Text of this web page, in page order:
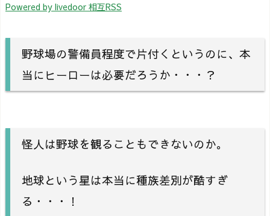
Powered by livedoor 相互RSS
野球場の警備員程度で片付くというのに、本
当にヒーローは必要だろうか・・・？
怪人は野球を観ることもできないのか。
地球という星は本当に種族差別が酷すぎ
る・・・！